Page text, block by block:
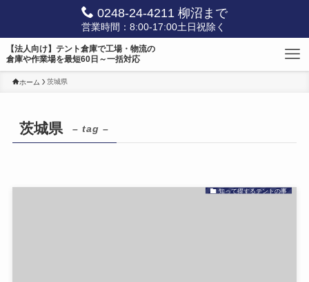
0248-24-4211 柳沼まで
営業時間：8:00-17:00土日祝除く
【法人向け】テント倉庫で工場・物流の
倉庫や作業場を最短60日～一括対応
ホーム 茨城県
茨城県 – tag –
知って得するテントの事